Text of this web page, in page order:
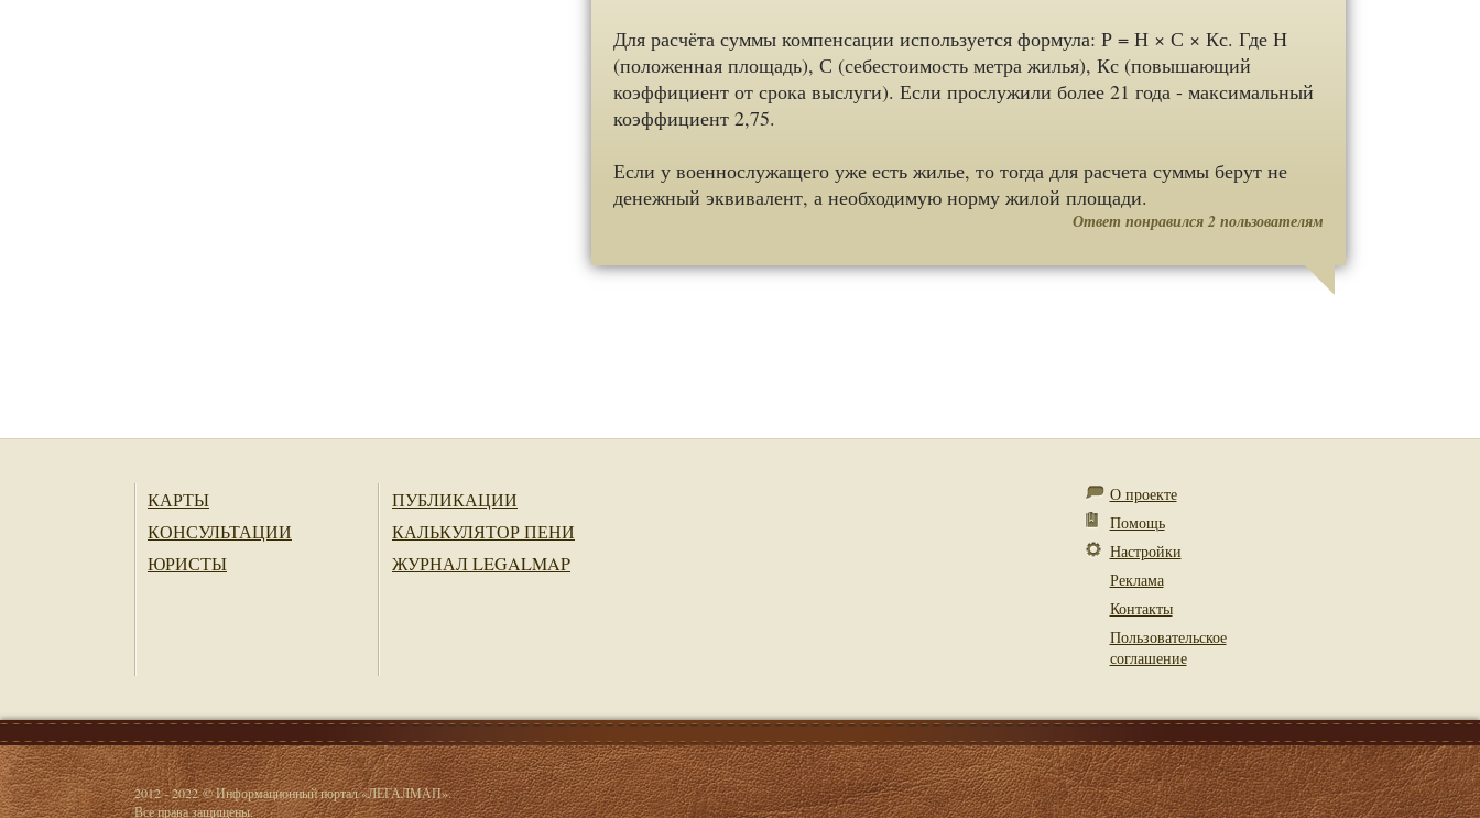
Для расчёта суммы компенсации используется формула: Р = Н × С × Кс. Где H
(положенная площадь), С (себестоимость метра жилья), Кс (повышающий
коэффициент от срока выслуги). Если прослужили более 21 года - максимальный
коэффициент 2,75.
Если у военнослужащего уже есть жилье, то тогда для расчета суммы берут не
денежный эквивалент, а необходимую норму жилой площади.
Ответ понравился2 пользователям
КАРТЫ
КОНСУЛЬТАЦИИ
ЮРИСТЫ
ПУБЛИКАЦИИ
КАЛЬКУЛЯТОР ПЕНИ
ЖУРНАЛ LEGALMAP
О проекте
Помощь
Настройки
Реклама
Контакты
Пользовательское
соглашение
2012 - 2022 © Информационный портал «ЛЕГАЛМАП».
Все права защищены.